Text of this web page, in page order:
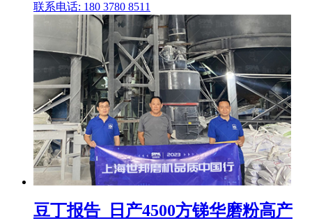
联系电话: 180 3780 8511
豆丁报告_日产4500方锑华磨粉高产